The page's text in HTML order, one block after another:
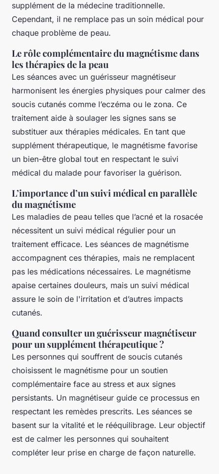
supplément de la médecine traditionnelle.
Cependant, il ne remplace pas un soin médical pour
chaque problème de peau.
Le rôle complémentaire du magnétisme dans
les thérapies de la peau
Les séances avec un guérisseur magnétiseur
harmonisent les énergies physiques pour calmer des
soucis cutanés comme l’eczéma ou le zona. Ce
traitement aide à soulager les signes sans se
substituer aux thérapies médicales. En tant que
supplément thérapeutique, le magnétisme favorise
un bien-être global tout en respectant le suivi
médical du malade pour favoriser la guérison.
L’importance d’un suivi médical en parallèle
du magnétisme
Les maladies de peau telles que l’acné et la rosacée
nécessitent un suivi médical régulier pour un
traitement efficace. Les séances de magnétisme
accompagnent ces thérapies, mais ne remplacent
pas les médications nécessaires. Le magnétisme
apaise certaines douleurs, mais un suivi médical
assure le soin de l'irritation et d’autres impacts
cutanés.
Quand consulter un guérisseur magnétiseur
pour un supplément thérapeutique ?
Les personnes qui souffrent de soucis cutanés
choisissent le magnétisme pour un soutien
complémentaire face au stress et aux signes
persistants. Un magnétiseur guide ce processus en
respectant les remèdes prescrits. Les séances se
basent sur la vitalité et le rééquilibrage. Leur objectif
est de calmer les personnes qui souhaitent
compléter leur prise en charge de façon naturelle.